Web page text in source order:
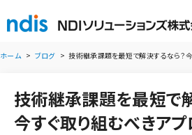
ホーム ブログ 技術継承課題を最短で解決するなら？
技術継承課題を最短で
今すぐ取り組むべきア